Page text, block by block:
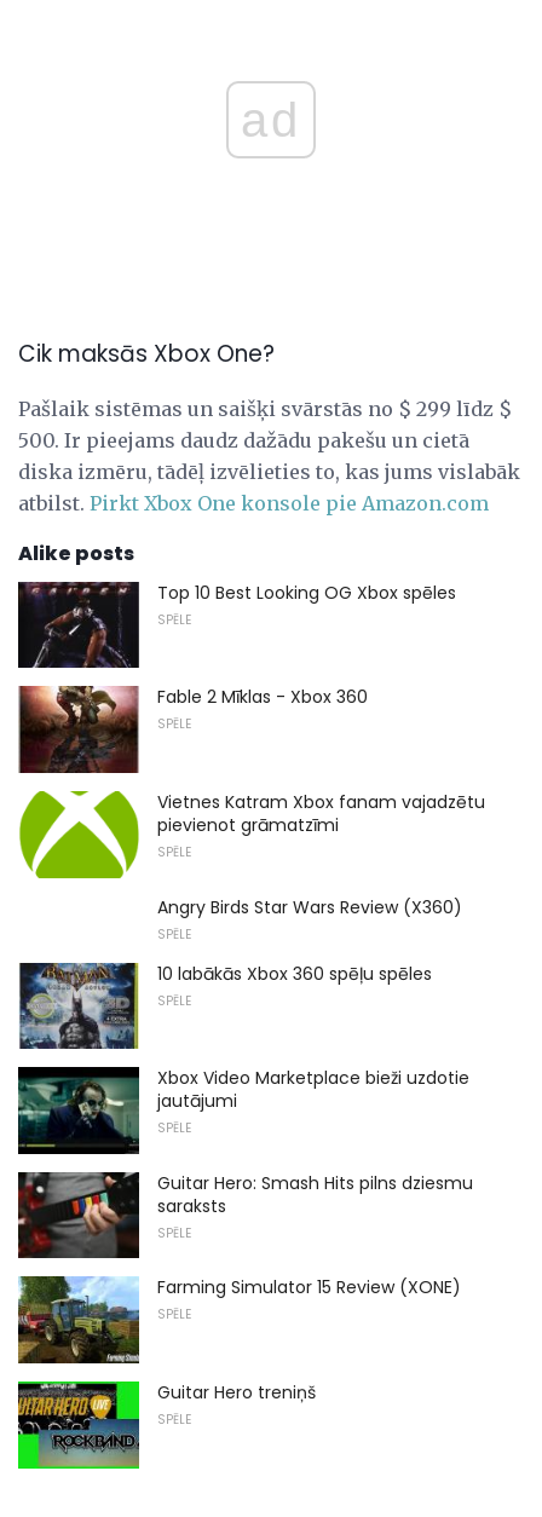
ad
Cik maksās Xbox One?
Pašlaik sistēmas un saišķi svārstās no $ 299 līdz $
500. Ir pieejams daudz dažādu pakešu un cietā
diska izmēru, tādēļ izvēlieties to, kas jums vislabāk
atbilst. Pirkt Xbox One konsole pie Amazon.com
Alike posts
Top 10 Best Looking OG Xbox spēles
SPĒLE
Fable 2 Mīklas - Xbox 360
SPĒLE
Vietnes Katram Xbox fanam vajadzētu
pievienot grāmatzīmi
SPĒLE
Angry Birds Star Wars Review (X360)
SPĒLE
10 labākās Xbox 360 spēļu spēles
SPĒLE
Xbox Video Marketplace bieži uzdotie
jautājumi
SPĒLE
Guitar Hero: Smash Hits pilns dziesmu
saraksts
SPĒLE
Farming Simulator 15 Review (XONE)
SPĒLE
Guitar Hero treniņš
SPĒLE